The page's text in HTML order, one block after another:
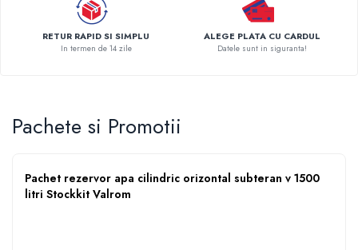
RETUR RAPID SI SIMPLU
In termen de 14 zile
ALEGE PLATA CU CARDUL
Datele sunt in siguranta!
Pachete si Promotii
Pachet rezervor apa cilindric orizontal subteran v 1500
litri Stockkit Valrom